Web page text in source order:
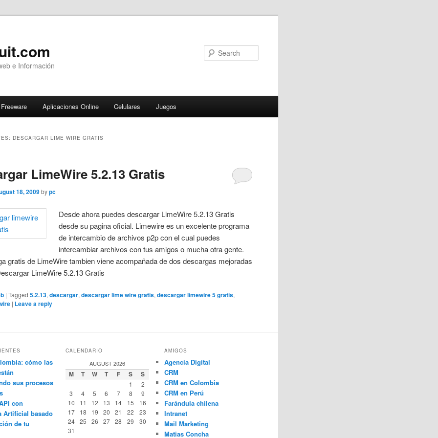
e Información
Freeware Aplicaciones Online Celulares Juegos
DESCARGAR LIME WIRE GRATIS
LimeWire 5.2.13 Gratis
18, 2009 bypc
Desde ahora puedes descargar LimeWire 5.2.13 Gratis
desde su pagina oficial. Limewire es un excelente programa
de intercambio de archivos p2p con el cual puedes
intercambiar archivos con tus amigos o mucha otra gente.
gratis de LimeWire tambien viene acompañada de dos descargas mejoradas
LimeWire 5.2.13 Gratis
|Tagged 5.2.13,descargar,descargar lime wire gratis,descargar limewire 5 gratis,
| Leave a reply
cómo las
sus procesos
con
Artificial basado
de tu
CALENDARIO
AUGUST 2026
M T W T F S S
1
2
3
4 5 6 7 8
9
10
11 12 13 14 15
16
17
18 19 20 21 22
23
24
25 26 27 28 29
30
31
AMIGOS
Agencia Digital
CRM
CRM en Colombia
CRM en Perú
Farándula chilena
Intranet
Mail Marketing
Matias Concha